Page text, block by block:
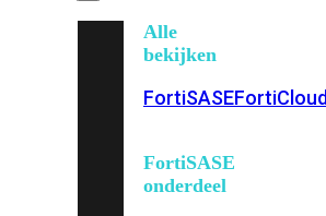
Alle
bekijken
FortiSASEFortiCloud
FortiSASE
onderdeel